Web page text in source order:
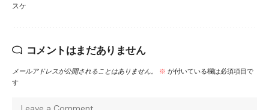
スケ
コメントはまだありません
メールアドレスが公開されることはありません。 ※ が付いている欄は必須項目で
す